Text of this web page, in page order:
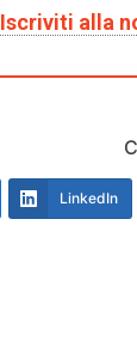
Iscriviti alla
LinkedIn